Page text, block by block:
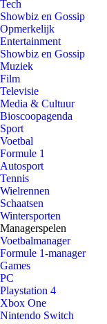
Tech
Showbiz en Gossip
Opmerkelijk
Entertainment
Showbiz en Gossip
Muziek
Film
Televisie
Media & Cultuur
Bioscoopagenda
Sport
Voetbal
Formule 1
Autosport
Tennis
Wielrennen
Schaatsen
Wintersporten
Managerspelen
Voetbalmanager
Formule 1-manager
Games
PC
Playstation 4
Xbox One
Nintendo Switch